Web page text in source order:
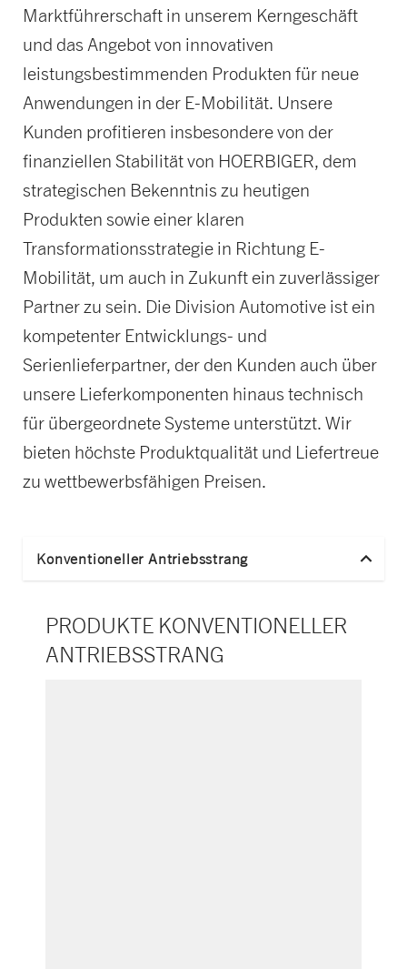
Marktführerschaft in unserem Kerngeschäft
und das Angebot von innovativen
leistungsbestimmenden Produkten für neue
Anwendungen in der E-Mobilität. Unsere
Kunden profitieren insbesondere von der
finanziellen Stabilität von HOERBIGER, dem
strategischen Bekenntnis zu heutigen
Produkten sowie einer klaren
Transformationsstrategie in Richtung E-
Mobilität, um auch in Zukunft ein zuverlässiger
Partner zu sein. Die Division Automotive ist ein
kompetenter Entwicklungs- und
Serienlieferpartner, der den Kunden auch über
unsere Lieferkomponenten hinaus technisch
für übergeordnete Systeme unterstützt. Wir
bieten höchste Produktqualität und Liefertreue
zu wettbewerbsfähigen Preisen.
Konventioneller Antriebsstrang
PRODUKTE KONVENTIONELLER
ANTRIEBSSTRANG